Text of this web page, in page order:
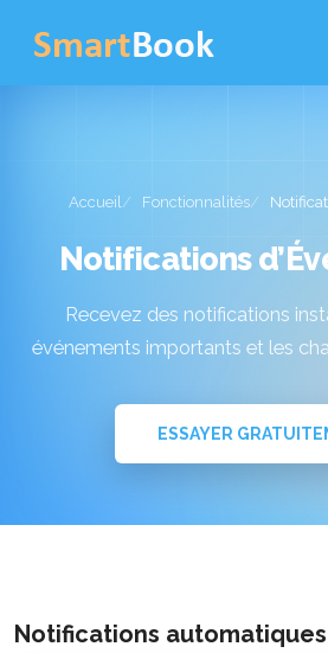
Accueil Fonctionnalités
Notifications
Recevez des notifications
événements importants et les
ESSAYER
Notifications